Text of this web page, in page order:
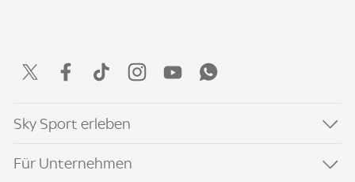
Sky Sport erleben
Für Unternehmen